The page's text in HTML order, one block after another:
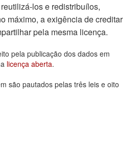
los e redistribuí­los,
máximo, a exigência de creditar
pela mesma licença.
pela publicação dos dados em
licença aberta.
são pautados pelas três leis e oito